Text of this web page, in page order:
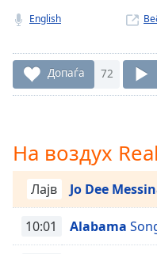
currently
behind
Remaining
Time-
Rate
Chapters
Chapters
Descriptions
English
Допаѓа 72
На воздух
Лајв Jo Dee
10:01 Alabama